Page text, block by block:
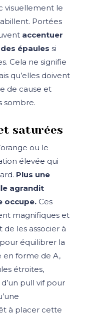
visuellement le
Portées
accentuer
épaules si
Cela ne signifie
qu’elles doivent
de cause et
sombre.
saturées
ou le
élevée qui
Plus une
agrandit
occupe.Ces
magnifiques et
de les associer à
équilibrer la
en forme de A,
étroites,
pull vif pour
à placer cette